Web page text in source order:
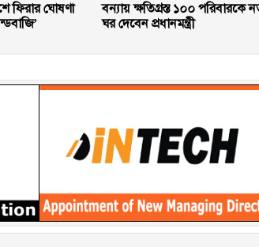
ফিরার ঘোষণা
বন্যায় ক্ষতিগ্রস্ত ১০০ পরিবারকে
ঘর দেবেন প্রধানমন্ত্রী